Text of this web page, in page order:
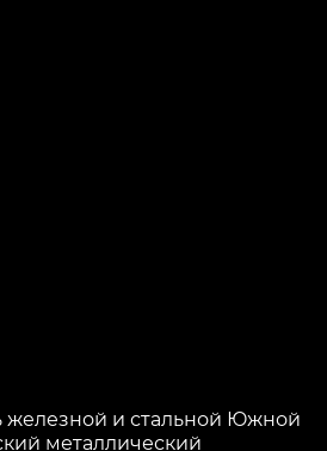
железной и стальной Южной
металлический